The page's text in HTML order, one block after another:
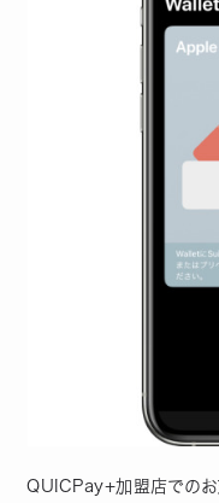
QUICPay+加盟店でのお